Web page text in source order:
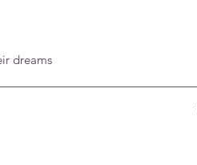
dreams